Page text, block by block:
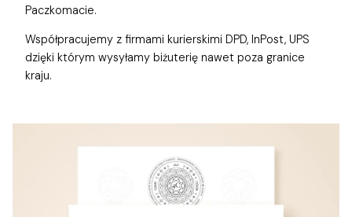
Paczkomacie.
Współpracujemy z firmami kurierskimi DPD, InPost, UPS
dzięki którym wysyłamy biżuterię nawet poza granice
kraju.